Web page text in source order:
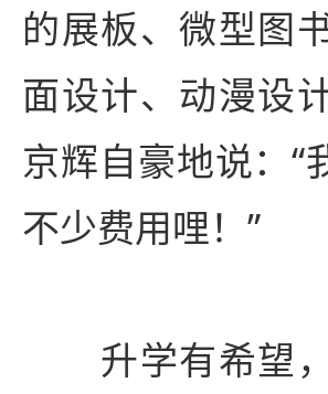
的展板、微型图
面设计、动漫设
京辉自豪地说：“
不少费用哩！”
升学有希望，